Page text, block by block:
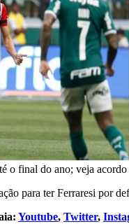
o final do ano; veja acordo
para ter Ferraresi por
Youtube, Twitter,